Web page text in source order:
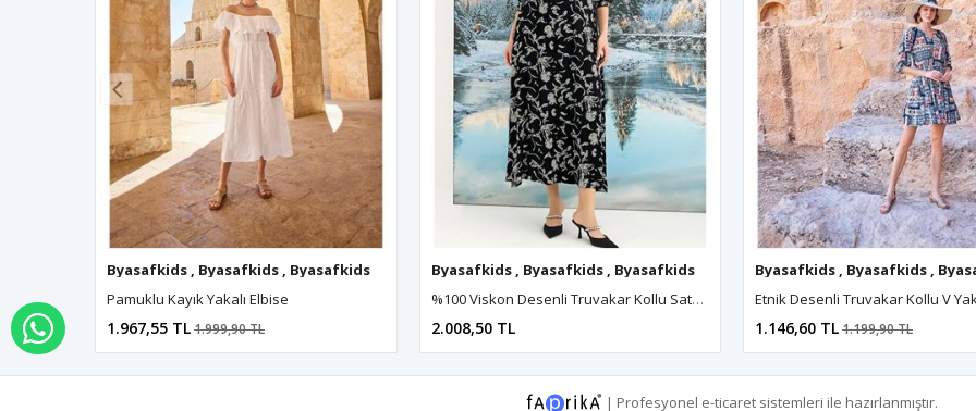
Byasafkids , Byasafkids , Byasafkids Byasafkids , Byasafkids , Byasafkids , Byasafkids Byasafkids , Byasafkids ,
Pamuklu Kayık Yakalı Elbise
1.967,55 TL1.999,90 TL
Byasafkids , Byasafkids , Byasafkids Byasafkids, Byasafkids, Byasafkids,
%100 Viskon Desenli Truvakar Kollu Saten Elbise
2.008,50 TL
Byasafkids , Byasafkids ,
Etnik Desenli Truvakar Kollu V
1.146,60 TL1.199,90 TL
| Profesyonel e-ticaret sistemleri ile hazırlanmıştır.
WHATSAPP İLE SİPARİŞ VER